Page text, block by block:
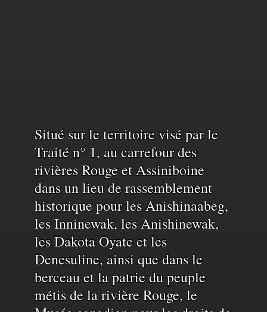
Reconnaissance
du
territoire
et
Situé sur le territoire visé par le
Traité n° 1, au carrefour des
rivières Rouge et Assiniboine
dans un lieu de rassemblement
historique pour les Anishinaabeg,
les Inninewak, les Anishinewak,
les Dakota Oyate et les
Denesuline, ainsi que dans le
berceau et la patrie du peuple
métis de la rivière Rouge, le